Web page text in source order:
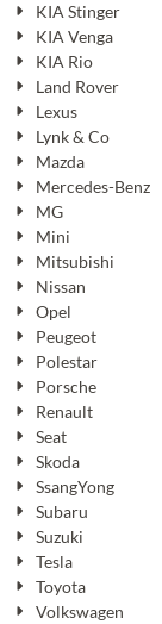
KIA Stinger
KIA Venga
KIA Rio
Land Rover
Lexus
Lynk & Co
Mazda
Mercedes-Benz
MG
Mini
Mitsubishi
Nissan
Opel
Peugeot
Polestar
Porsche
Renault
Seat
Skoda
SsangYong
Subaru
Suzuki
Tesla
Toyota
Volkswagen